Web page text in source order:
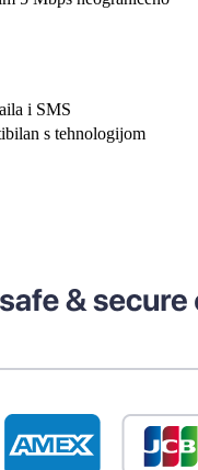
i SMS
s tehnologijom